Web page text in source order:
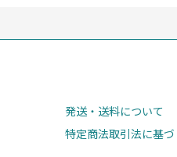
発送・送料について
特定商法取引法に基